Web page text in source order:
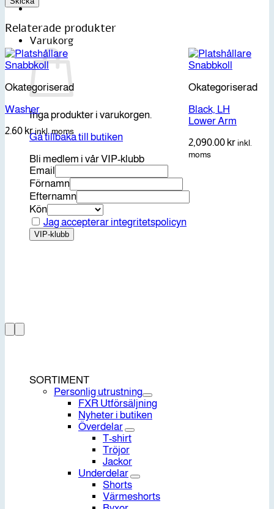
Varukorg
Inga produkter i varukorgen.
Gå tillbaka till butiken
Bli medlem i vår VIP-klubb
Email
Förnamn
Efternamn
Kön
Jag accepterar integritetspolicyn
Relaterade produkter
Snabbkoll
Okategoriserad
Washer
2.60 krinkl. moms
Snabbkoll
Okategoriserad
Black, LH
Lower Arm
2,090.00 krinkl.
moms
SORTIMENT
Personlig utrustning
FXR Utförsäljning
Nyheter i butiken
Överdelar
T-shirt
Tröjor
Jackor
Underdelar
Shorts
Värmeshorts